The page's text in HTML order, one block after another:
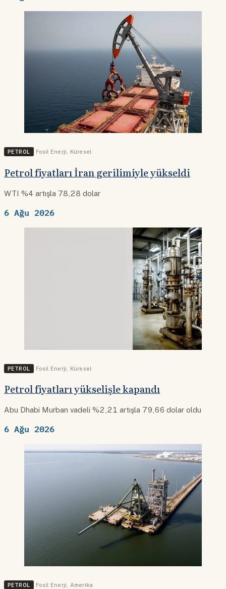
PETROL Fosil Enerji, Küresel
Petrol fiyatları İran gerilimiyle yükseldi
WTI %4 artışla 78,28 dolar
6 Ağu 2026
PETROL Fosil Enerji Küresel
Petrol fiyatları yükselişle kapandı
Abu Dhabi Murban vadeli %2,21 artışla 79,66 dolar oldu
6 Ağu 2026
PETROL Fosil Enerji Amerika